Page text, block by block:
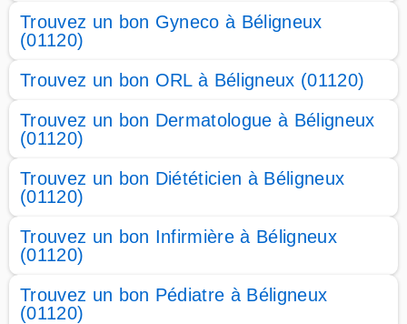
Trouvez un bon Gyneco à Béligneux
(01120)
Trouvez un bon ORL à Béligneux (01120)
Trouvez un bon Dermatologue à Béligneux
(01120)
Trouvez un bon Diététicien à Béligneux
(01120)
Trouvez un bon Infirmière à Béligneux
(01120)
Trouvez un bon Pédiatre à Béligneux
(01120)